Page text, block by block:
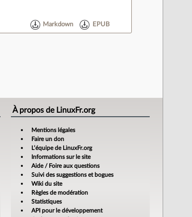
Markdown EPUB
À propos de LinuxFr.org
Mentions légales
Faire un don
L’équipe de LinuxFr.org
Informations sur le site
Aide / Foire aux questions
Suivi des suggestions et bogues
Wiki du site
Règles de modération
Statistiques
API pour le développement